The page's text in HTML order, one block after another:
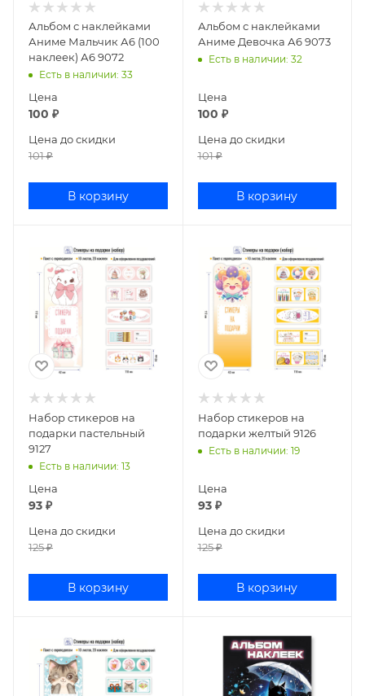
Альбом с наклейками
Аниме Мальчик А6 (100
наклеек) А6 9072
Есть в наличии: 33
Цена
100 ₽
Цена до скидки
101₽
В корзину
Альбом с наклейками
Аниме Девочка А6 9073
Есть в наличии: 32
Цена
100 ₽
Цена до скидки
101₽
В корзину
Набор стикеров на
подарки пастельный
9127
Есть в наличии: 13
Цена
93 ₽
Цена до скидки
125₽
В корзину
Набор стикеров на
подарки желтый 9126
Есть в наличии: 19
Цена
93₽
Цена до скидки
125₽
В корзину